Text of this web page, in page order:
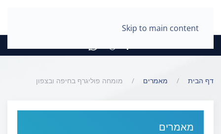
Skip to main content
דף הבית מאמרים מומחה פוליגרף בחיפה ובצפון
מאמרים